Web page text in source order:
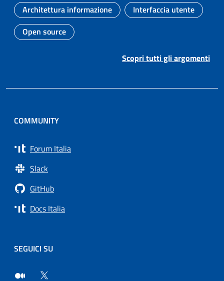
Argomento:
Architettura informazione
Argomento:
Interfaccia utente
Argomento:
Open source
Scopri tutti gli argomenti
COMMUNITY
Forum Italia
Slack
GitHub
Docs Italia
SEGUICI SU